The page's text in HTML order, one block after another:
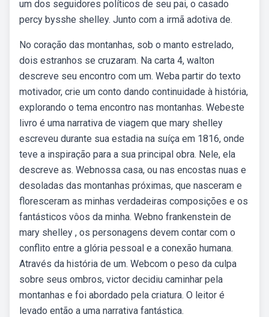
um dos seguidores políticos de seu pai, o casado
percy bysshe shelley. Junto com a irmã adotiva de.
No coração das montanhas, sob o manto estrelado,
dois estranhos se cruzaram. Na carta 4, walton
descreve seu encontro com um. Weba partir do texto
motivador, crie um conto dando continuidade à história,
explorando o tema encontro nas montanhas. Webeste
livro é uma narrativa de viagem que mary shelley
escreveu durante sua estadia na suíça em 1816, onde
teve a inspiração para a sua principal obra. Nele, ela
descreve as. Webnossa casa, ou nas encostas nuas e
desoladas das montanhas próximas, que nasceram e
floresceram as minhas verdadeiras composições e os
fantásticos vôos da minha. Webno frankenstein de
mary shelley , os personagens devem contar com o
conflito entre a glória pessoal e a conexão humana.
Através da história de um. Webcom o peso da culpa
sobre seus ombros, victor decidiu caminhar pela
montanhas e foi abordado pela criatura. O leitor é
levado então a uma narrativa fantástica.